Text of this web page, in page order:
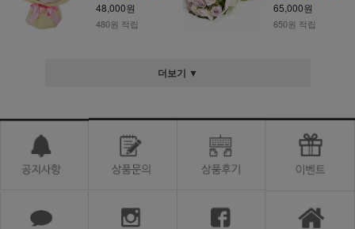
48,000원
480원 적립
65,000원
650원 적립
더보기 ▼